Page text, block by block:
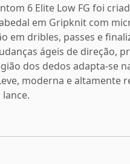
6 Elite Low FG foi
em Gripknit com
em dribles, passes e
ágeis de direção,
dos dedos adapta-
moderna e altamente